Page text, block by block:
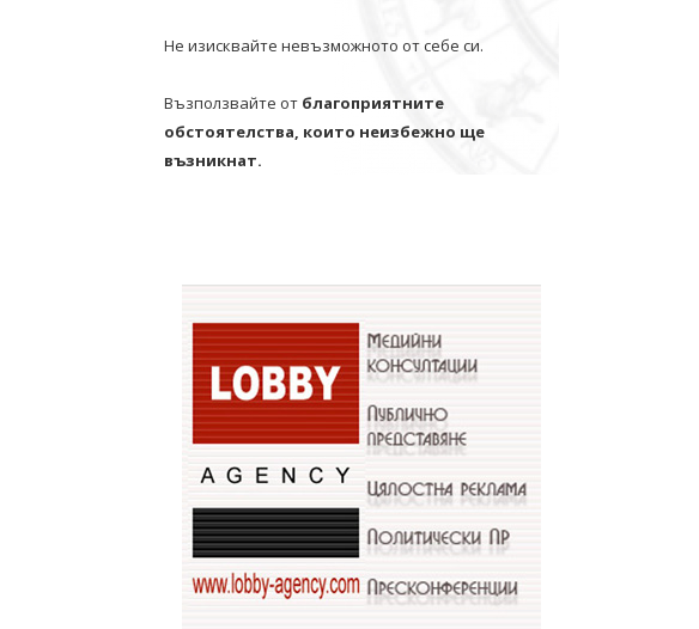
Не изисквайте невъзможното от себе си.
Възползвайте от благоприятните
обстоятелства, които неизбежно ще
възникнат.